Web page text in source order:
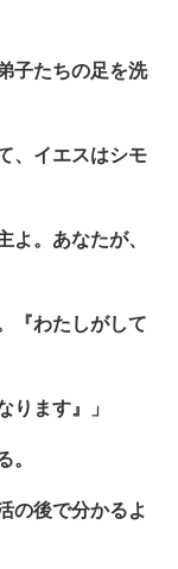
たちの足を洗
、イエスはシモ
よ。あなたが、
『わたしがして
ります』」
。
後で分かるよ